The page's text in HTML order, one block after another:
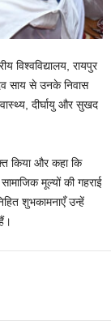
विश्वविद्यालय, रायपुर
साय से उनके निवास
दीर्घायु और सुखद
किया और कहा कि
मूल्यों की गहराई
शुभकामनाएँ उन्हें